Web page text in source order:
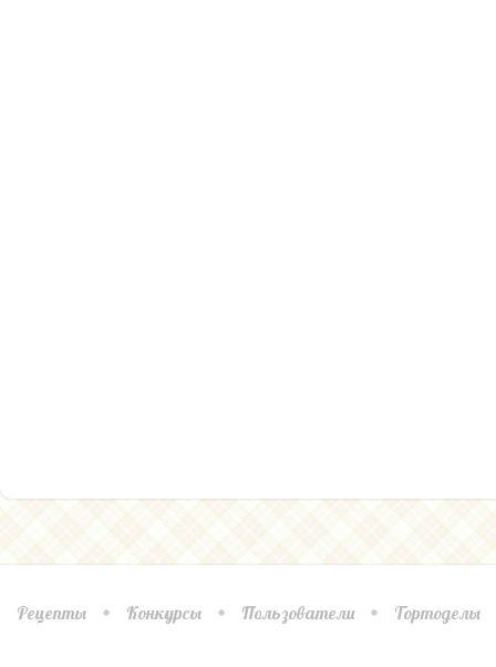
Рецепты Конкурсы Пользователи Тортоделы